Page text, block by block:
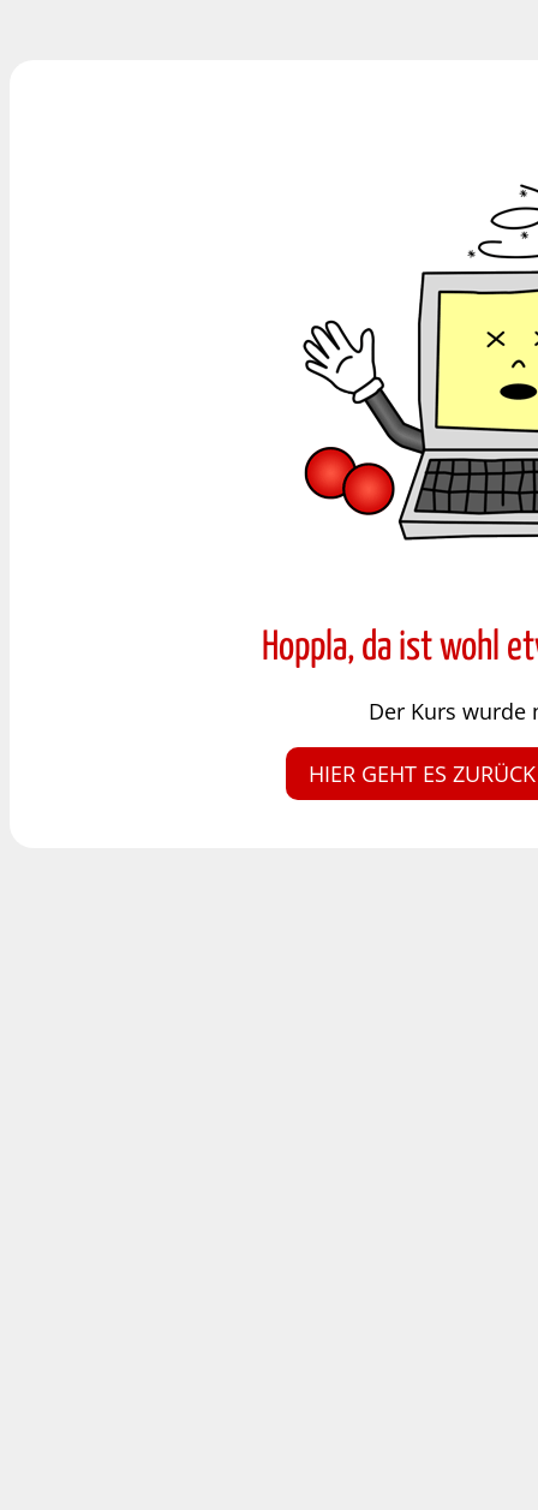
Hoppla, da ist wohl
Der Kurs wurde
HIER GEHT ES